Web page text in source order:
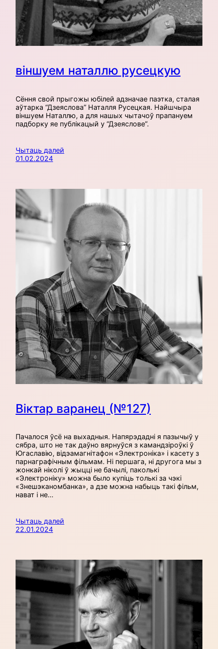
віншуем наталлю русецкую
Сёння свой прыгожы юбілей адзначае паэтка, сталая
аўтарка “Дзеяслова” Наталля Русецкая. Найшчыра
віншуем Наталлю, а для нашых чытачоў прапануем
падборку яе публікацый у “Дзеяслове”.
Чытаць далей
01.02.2024
Віктар варанец (№127)
Пачалося ўсё на выхадныя. Напярэдадні я пазычыў у
сябра, што не так даўно вярнуўся з камандзіроўкі ў
Югаславію, відэамагнітафон «Электроніка» і касету з
парнаграфічным фільмам. Ні першага, ні другога мы з
жонкай ніколі ў жыцці не бачылі, паколькі
«Электроніку» можна было купіць толькі за чэкі
«Знешэканомбанка», а дзе можна набыць такі фільм,
нават і не…
Чытаць далей
22.01.2024